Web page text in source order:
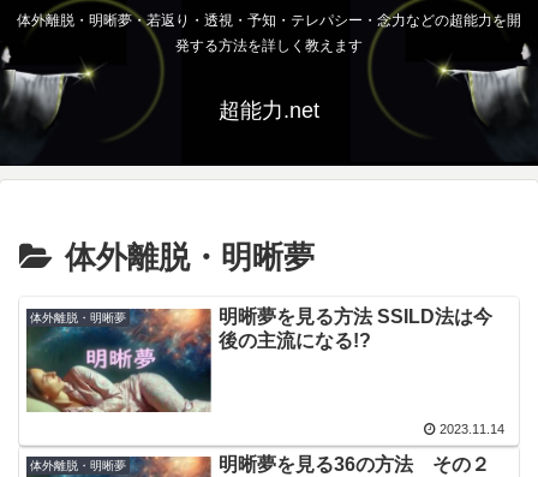
体外離脱・明晰夢・若返り・透視・予知・テレパシー・念力などの超能力を開
発する方法を詳しく教えます
超能力.net
体外離脱・明晰夢
体外離脱・明晰夢
明晰夢を見る方法 SSILD法は今
後の主流になる!?
2023.11.14
体外離脱・明晰夢 明晰夢を見る36の方法 その２